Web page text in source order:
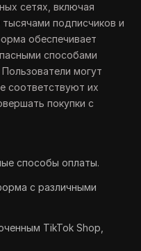
сетях, включая
тысячами подписчиков и
обеспечивает
способами
могут
соответствуют их
покупки с
способы оплаты.
с различными
TikTok Shop,